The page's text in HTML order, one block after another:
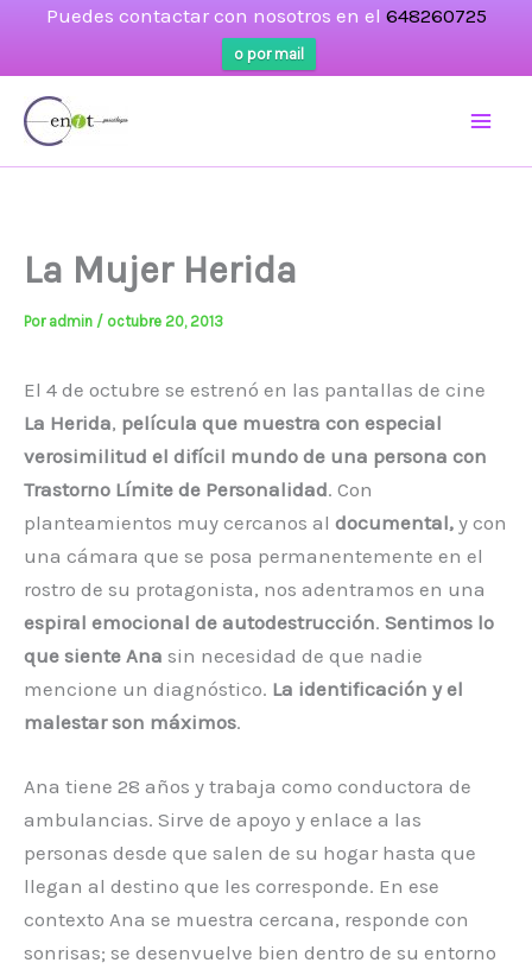
Puedes contactar con nosotros en el 648260725
o por mail
La Mujer Herida
Por admin / octubre 20, 2013
El 4 de octubre se estrenó en las pantallas de cine
La Herida, película que muestra con especial
verosimilitud el difícil mundo de una persona con
Trastorno Límite de Personalidad. Con
planteamientos muy cercanos al documental, y con
una cámara que se posa permanentemente en el
rostro de su protagonista, nos adentramos en una
espiral emocional de autodestrucción. Sentimos lo
que siente Ana sin necesidad de que nadie
mencione un diagnóstico. La identificación y el
malestar son máximos.
Ana tiene 28 años y trabaja como conductora de
ambulancias. Sirve de apoyo y enlace a las
personas desde que salen de su hogar hasta que
llegan al destino que les corresponde. En ese
contexto Ana se muestra cercana, responde con
sonrisas; se desenvuelve bien dentro de su entorno